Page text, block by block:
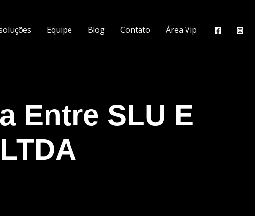
Equipe Blog Contato Área Vip
Entre SLU E
LTDA